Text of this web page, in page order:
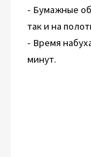
- Бумажные
так и на
- Время
минут.